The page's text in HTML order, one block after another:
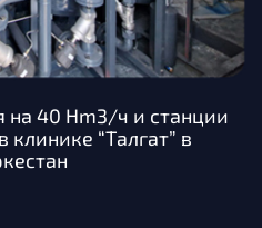
на 40 Hm3/ч и станции
клинике “Талгат” в